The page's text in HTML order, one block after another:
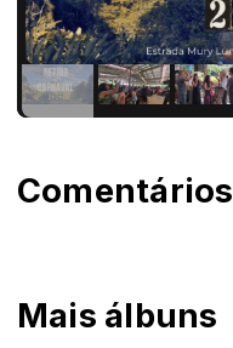
Mais álbuns
Comentários